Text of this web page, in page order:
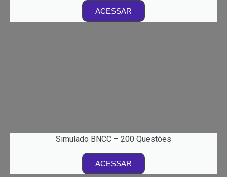
ACESSAR
Simulado BNCC – 200 Questões
ACESSAR